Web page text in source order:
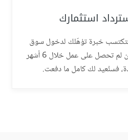
استثمارك
خبرة تؤهّلك لدخول سوق
العمل بقوة. ومع ذلك، إن لم تحصل على عمل خلال 6 أشهر
فسنُعيد لك كامل ما دفعت.